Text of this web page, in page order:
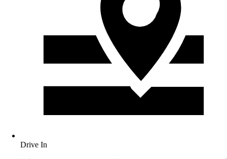
Drive In